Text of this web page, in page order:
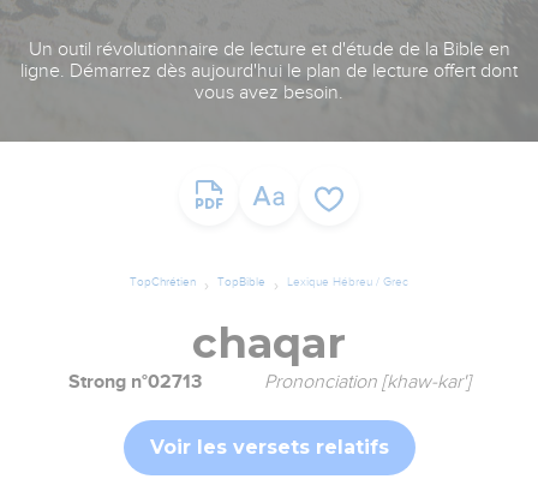
Un outil révolutionnaire de lecture et d'étude de la Bible en
ligne. Démarrez dès aujourd'hui le plan de lecture offert dont
vous avez besoin.
TopChrétien TopBible Lexique Hébreu / Grec
chaqar
Strong n°02713 Prononciation [khaw-kar']
Voir les versets relatifs